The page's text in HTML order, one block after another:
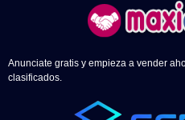
Anunciate gratis y empieza a vender
clasificados.